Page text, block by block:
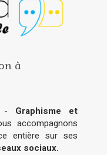
à
- Graphisme et
accompagnons
entière sur ses
sociaux.